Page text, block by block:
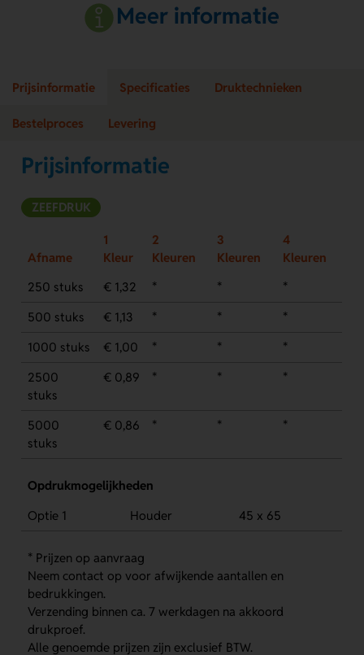
Meer informatie
Prijsinformatie Specificaties Druktechnieken
Bestelproces Levering
Prijsinformatie
ZEEFDRUK
Afname
1
Kleur
2
Kleuren
3
Kleuren
4
Kleuren
250 stuks
€ 1,32 * *
*
500 stuks
€ 1,13 * *
*
1000 stuks
€ 1,00 * *
*
2500
stuks
€ 0,89 * * *
5000
stuks
€ 0,86 * * *
Opdrukmogelijkheden
Optie 1
Houder 45 x 65
* Prijzen op aanvraag
Neem contact op voor afwijkende aantallen en
bedrukkingen.
Verzending binnen ca. 7 werkdagen na akkoord
drukproef.
Alle genoemde prijzen zijn exclusief BTW.